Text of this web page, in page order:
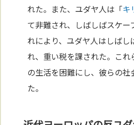
れた。また、ユダヤ人は「キ
て非難され、しばしばスケー
れにより、ユダヤ人はしばし
れ、重い税を課された。こ
の生活を困難にし、彼らの
た。